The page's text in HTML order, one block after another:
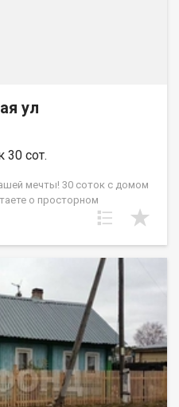
ул
30 сот.
мечты! 30 соток с домом
о просторном
собственного сада, но
пугает? У меня есть
сложный процесс в
дача, а будущее имение в
уникальная возможность
вы без спешки и суеты
мечты. Что вы получаете:
Ровный, сухой участок
для ваших самых
идей. Здесь хватит
дома, и для бани с
и для детской площадки.
УЮТНЫЙ ЖИЛОЙ